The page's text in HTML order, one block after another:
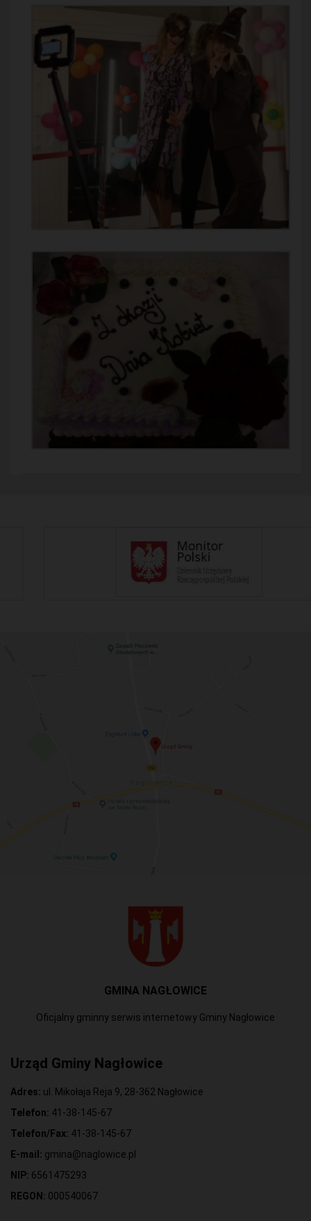
GMINA NAGŁOWICE
Oficjalny gminny serwis internetowy Gminy Nagłowice
Urząd Gminy Nagłowice
Adres: ul. Mikołaja Reja 9, 28-362 Nagłowice
Telefon: 41-38-145-67
Telefon/Fax: 41-38-145-67
E-mail: gmina@naglowice.pl
NIP: 6561475293
REGON: 000540067